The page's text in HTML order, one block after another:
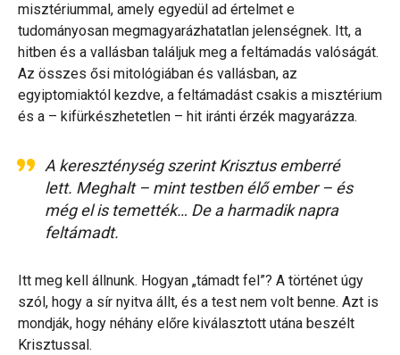
misztériummal, amely egyedül ad értelmet e
tudományosan megmagyarázhatatlan jelenségnek. Itt, a
hitben és a vallásban találjuk meg a feltámadás valóságát.
Az összes ősi mitológiában és vallásban, az
egyiptomiaktól kezdve, a feltámadást csakis a misztérium
és a – kifürkészhetetlen – hit iránti érzék magyarázza.
A kereszténység szerint Krisztus emberré
lett. Meghalt – mint testben élő ember – és
még el is temették… De a harmadik napra
feltámadt.
Itt meg kell állnunk. Hogyan „támadt fel”? A történet úgy
szól, hogy a sír nyitva állt, és a test nem volt benne. Azt is
mondják, hogy néhány előre kiválasztott utána beszélt
Krisztussal.